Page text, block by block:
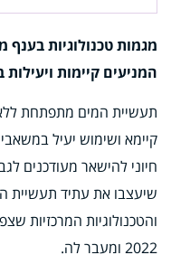
המניעים קיימות
תעשיית המים מתפתחת
קיימא ושימוש יעיל
חיוני להישאר מעודכנים
שיעצבו את עתיד תעשיית
והטכנולוגיות המרכזיות
2022 ומעבר לה.